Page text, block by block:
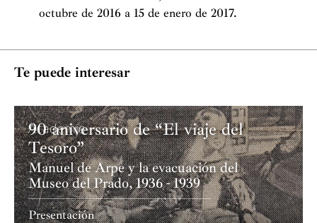
octubre de 2016 a 15 de enero de 2017.
Te puede interesar
Academia
90 aniversario de “El viaje del
Tesoro”
Manuel de Arpe y la evacuación del
Museo del Prado, 1936 - 1939
Presentación